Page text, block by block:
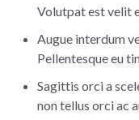
Volutpat est velit
Augue interdum
Pellentesque eu
Sagittis orci a
non tellus orci ac